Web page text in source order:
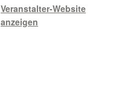
Veranstalter-Website
anzeigen